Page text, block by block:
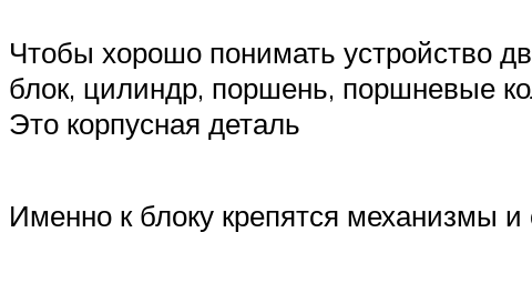
Чтобы хорошо понимать устройство
блок, цилиндр, поршень, поршневые
Это корпусная деталь
Именно к блоку крепятся механизмы